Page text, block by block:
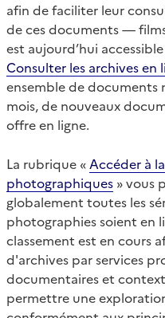
afin de faciliter leur
de ces documents —
est aujourd’hui
Consulter les archives en
ensemble de documents
mois, de nouveaux
offre en ligne.
La rubrique « Accéder à
photographiques » vous
globalement toutes les
photographies soient en
classement est en cours
d'archives par services
documentaires et
permettre une